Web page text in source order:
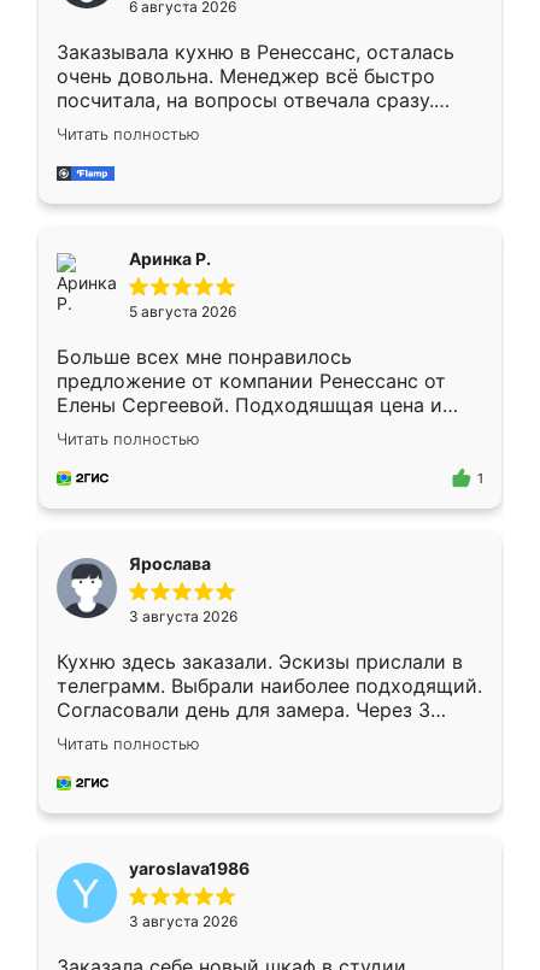
мебели буду заказывать только здесь.
6 августа 2026
Заказывала кухню в Ренессанс, осталась
очень довольна. Менеджер всё быстро
посчитала, на вопросы отвечала сразу.
Замерщик приехал в субботу, подошёл к
делу со всей ответственностью. Собрали
за день, ребята работали аккуратно, даже
Читать полностью
Аринка Р.
5 августа 2026
Больше всех мне понравилось
предложение от компании Ренессанс от
Елены Сергеевой. Подходяшщая цена и
короткие сроки изготовления. Приехавший
для замера сотрудник Владислав
предложил по моему эскизу самый
Читать полностью
1
Ярослава
3 августа 2026
Кухню здесь заказали. Эскизы прислали в
телеграмм. Выбрали наиболее подходящий.
Согласовали день для замера. Через 3
недели кухня была уже готова. Остались
довольны работой. Спасибо Ренессанс
мебель за качественную работу!
Читать полностью
yaroslava1986
3 августа 2026